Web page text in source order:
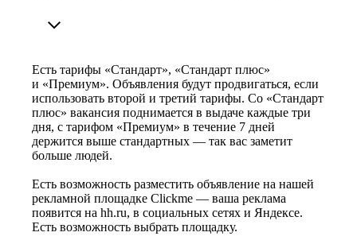
Есть тарифы «Стандарт», «Стандарт плюс»
и «Премиум». Объявления будут продвигаться, если
использовать второй и третий тарифы. Со «Стандарт
плюс» вакансия поднимается в выдаче каждые три
дня, с тарифом «Премиум» в течение 7 дней
держится выше стандартных — так вас заметит
больше людей.
Есть возможность разместить объявление на нашей
рекламной площадке Clickme — ваша реклама
появится на hh.ru, в социальных сетях и Яндексе.
Есть возможность выбрать площадку.